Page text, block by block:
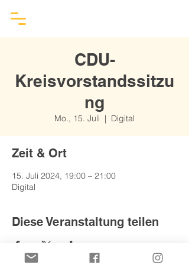
CDU-
Kreisvorstandssitzu
ng
Mo., 15. Juli
  |
Digital
Zeit & Ort
15. Juli 2024, 19:00 – 21:00
Digital
Diese Veranstaltung teilen